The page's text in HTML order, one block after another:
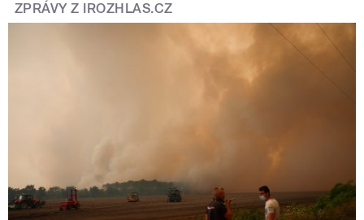
ZPRÁVY Z IROZHLAS.CZ